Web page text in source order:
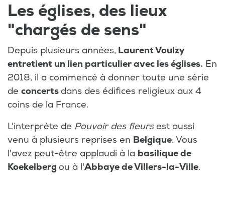
Les églises, des lieux
"chargés de sens"
Depuis plusieurs années, Laurent Voulzy
entretient un lien particulier avec les églises. En
2018, il a commencé à donner toute une série
de concertsdans des édifices religieux aux 4
coins de la France.
L'interprète de Pouvoir des fleursest aussi
venu à plusieurs reprises en Belgique. Vous
l'avez peut-être applaudi à la basilique de
Koekelberg ou à l'Abbaye de Villers-la-Ville.